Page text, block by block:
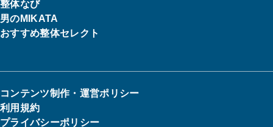
整体なび
男のMIKATA
おすすめ整体セレクト
コンテンツ制作・運営ポリシー
利用規約
プライバシーポリシー